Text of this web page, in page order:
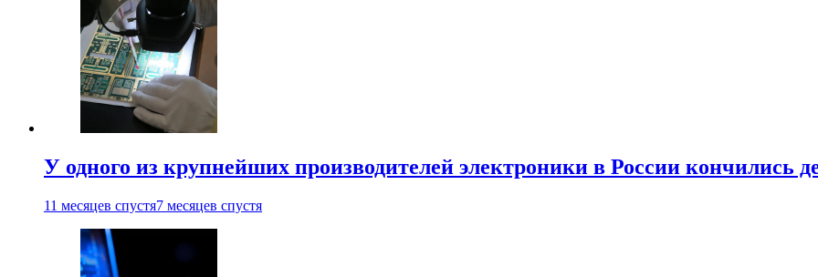
У одного из крупнейших производителей электроники в России кончились
11 месяцев спустя7 месяцев спустя